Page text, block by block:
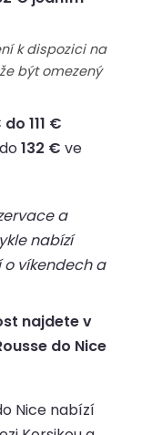
k dispozici na
být omezený
111 €
132 € ve
a
nabízí
o víkendech a
najdete v
do Nice
Nice nabízí